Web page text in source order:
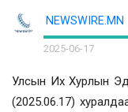
NEWSWIRE.MN
2025-06-17
Улсын Их Хурлын
(2025.06.17)